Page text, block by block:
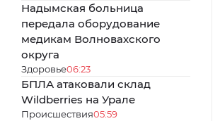
Надымская больница
передала оборудование
медикам Волновахского
округа
Здоровье06:23
БПЛА атаковали склад
Wildberries на Урале
Происшествия05:59